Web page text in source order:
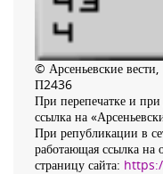
© Арсеньевские
П2436
При перепечатке и
ссылка на
При републикации в
работающая ссылка на
страницу сайта: